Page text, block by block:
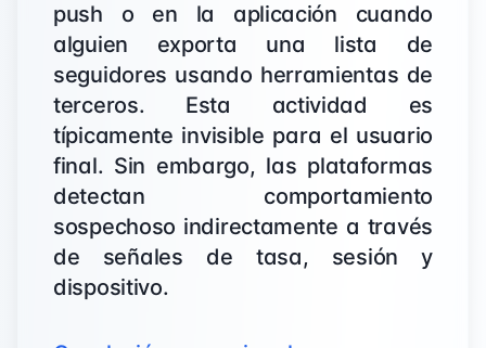
push o en la aplicación cuando
alguien exporta una lista de
seguidores usando herramientas de
terceros. Esta actividad es
típicamente invisible para el usuario
final. Sin embargo, las plataformas
detectan comportamiento
sospechoso indirectamente a través
de señales de tasa, sesión y
dispositivo.